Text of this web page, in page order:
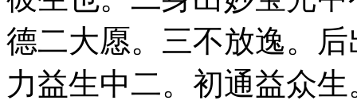
德二大愿。三不放逸。
力益生中二。初通益众